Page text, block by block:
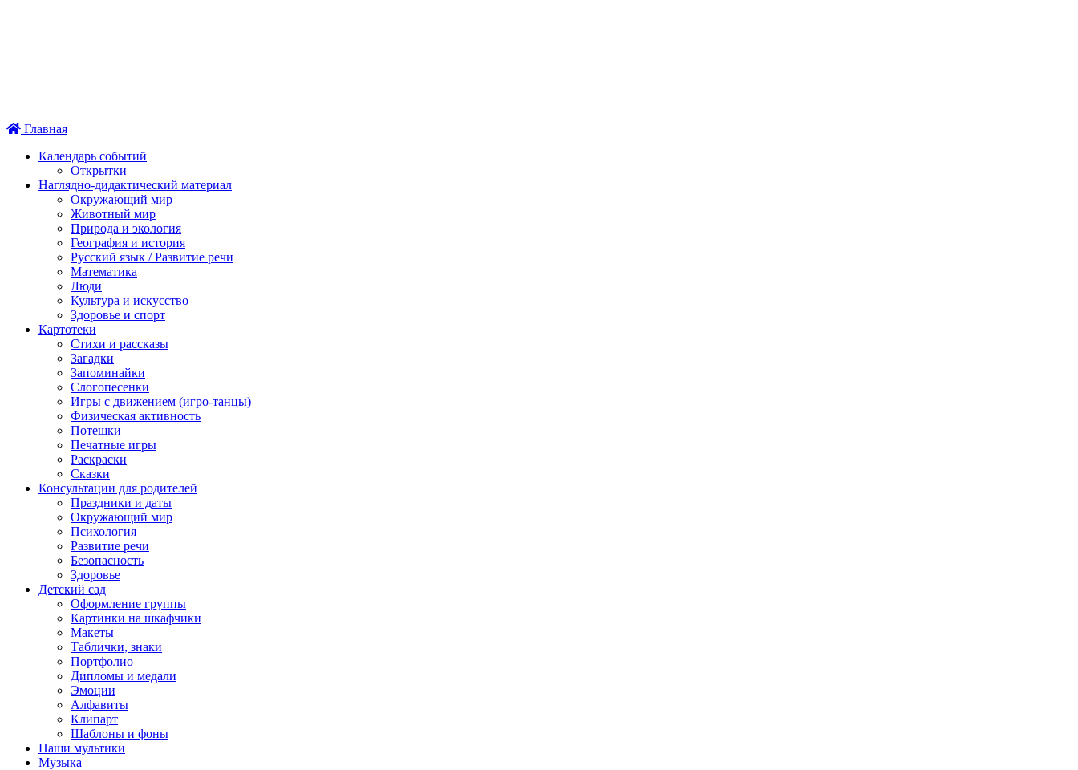
Главная
Календарь событий
Открытки
Наглядно-дидактический материал
Окружающий мир
Животный мир
Природа и экология
География и история
Русский язык / Развитие речи
Математика
Люди
Культура и искусство
Здоровье и спорт
Картотеки
Стихи и рассказы
Загадки
Запоминайки
Слогопесенки
Игры с движением (игро-танцы)
Физическая активность
Потешки
Печатные игры
Раскраски
Сказки
Консультации для родителей
Праздники и даты
Окружающий мир
Психология
Развитие речи
Безопасность
Здоровье
Детский сад
Оформление группы
Картинки на шкафчики
Макеты
Таблички, знаки
Портфолио
Дипломы и медали
Эмоции
Алфавиты
Клипарт
Шаблоны и фоны
Наши мультики
Музыка